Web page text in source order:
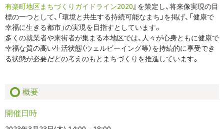
有楽町地区まちづくりガイドライン2020 』を策定し、将来像実現の目
標の一つとして、「環境と共生する持続可能なまち」を掲げ、「健康で
幸福に生きる都市」の実現を目指すとしています。
多くの就業者や来街者が集まる本地区では、人々が心身ともに健康で
幸福な質の高い生活状態（ウェルビーイング等）を持続的に享受でき
る状態が必要だとの考えのもとまちづくりを推進しています。
概要
開催日時